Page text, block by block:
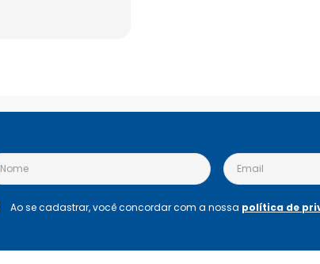
Ao se cadastrar, você concordar com a nossa política de